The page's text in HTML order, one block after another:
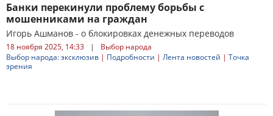
Банки перекинули проблему борьбы с
мошенниками на граждан
Игорь Ашманов - о блокировках денежных переводов
18 ноября 2025, 14:33 |
Выбор народа
Выбор народа: эксклюзив | Подробности | Лента новостей | Точка
зрения